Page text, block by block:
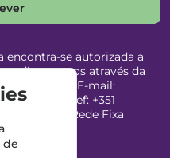
encontra-se autorizada a
através da
I.P. E-mail:
| Telef: +351
para Rede Fixa
de